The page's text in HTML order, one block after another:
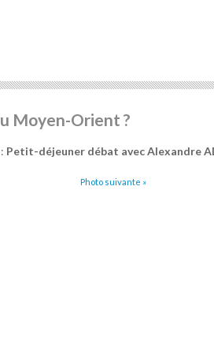
Moyen-Orient ?
Petit-déjeuner débat avec Alexandre
Photo suivante »